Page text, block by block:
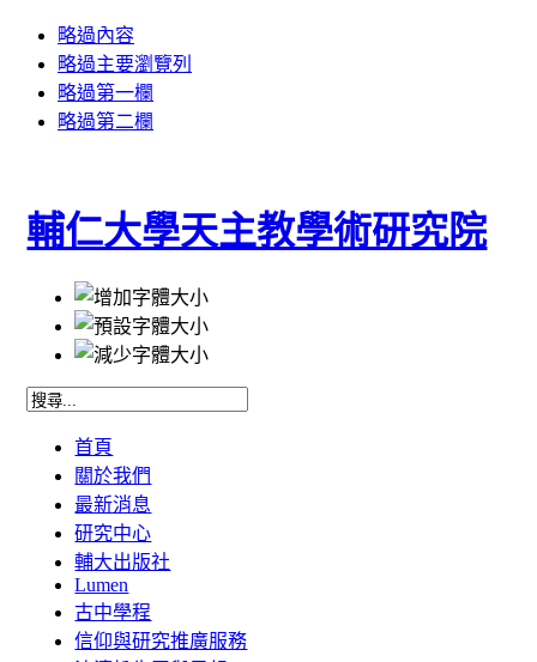
略過內容
略過主要瀏覽列
略過第一欄
略過第二欄
輔仁大學天主教學術研究院
首頁
關於我們
最新消息
研究中心
輔大出版社
Lumen
古中學程
信仰與研究推廣服務